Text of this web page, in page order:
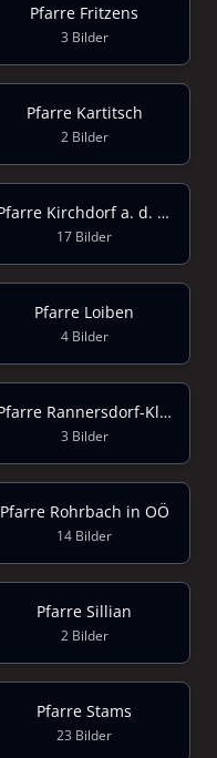
Pfarre Fritzens
3 Bilder
Pfarre Kartitsch
2 Bilder
Pfarre Kirchdorf a. d. Krems
17 Bilder
Pfarre Loiben
4 Bilder
Pfarre Rannersdorf-Kledering
3 Bilder
Pfarre Rohrbach in OÖ
14 Bilder
Pfarre Sillian
2 Bilder
Pfarre Stams
23 Bilder